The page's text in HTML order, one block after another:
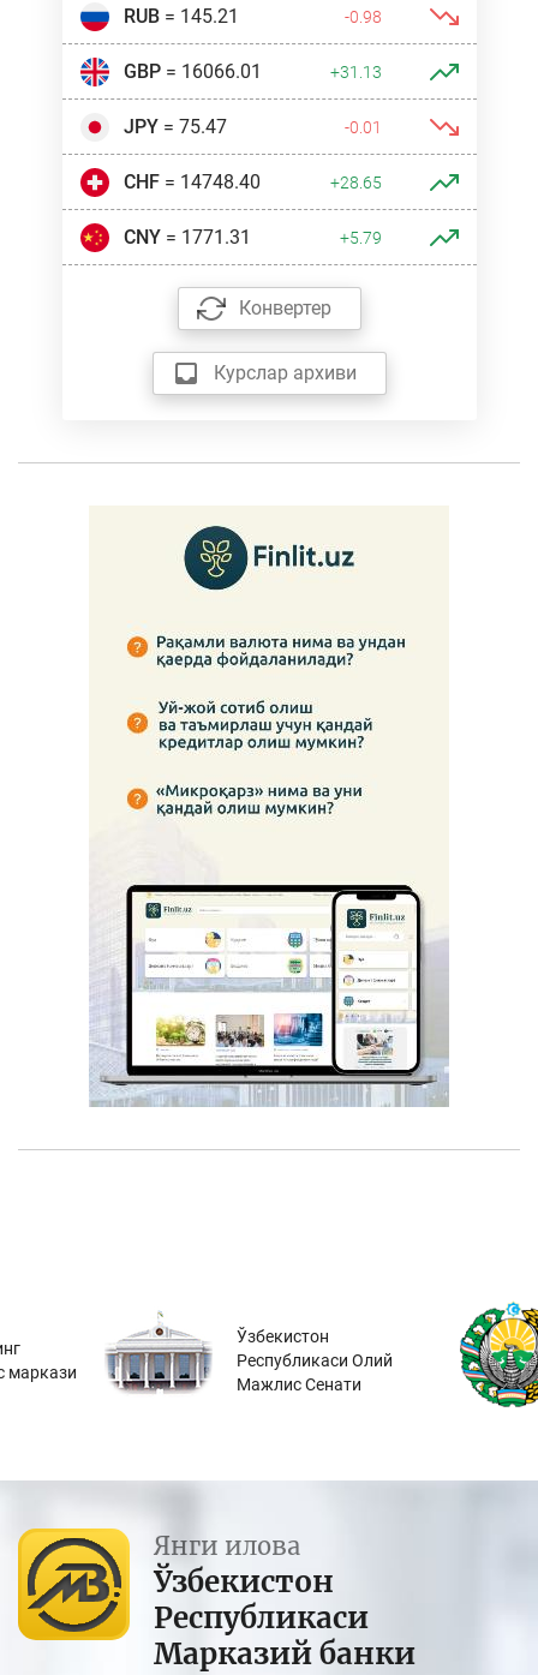
RUB= 145.21 -0.98
GBP= 16066.01 +31.13
JPY= 75.47 -0.01
CHF= 14748.40 +28.65
CNY= 1771.31 +5.79
Конвертер
Курслар архиви
маркази
Ўзбекистон
Республикаси Олий
Мажлис Сенати
Янги илова
Ўзбекистон
Республикаси
Марказий банки